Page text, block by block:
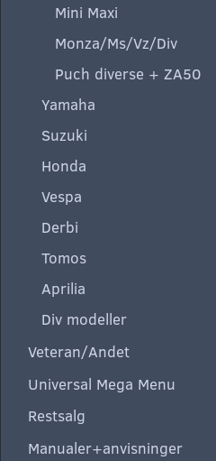
Mini Maxi
Monza/Ms/Vz/Div
Puch diverse + ZA50
Yamaha
Suzuki
Honda
Vespa
Derbi
Tomos
Aprilia
Div modeller
Veteran/Andet
Universal Mega Menu
Restsalg
Manualer+anvisninger